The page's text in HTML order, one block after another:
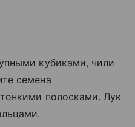
кубиками, чили
семена
полосками. Лук